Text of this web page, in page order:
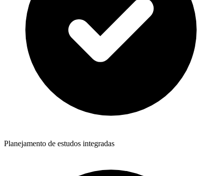
Planejamento de estudos integradas